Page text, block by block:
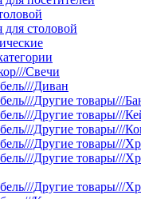
для столовой
Свечи
Диван
Другие товары///
Другие товары///
Другие товары///
Другие товары///
Другие товары///
Другие товары///